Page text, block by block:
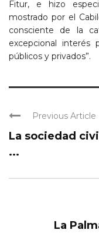
Fitur, e hizo
mostrado por el
consciente de la
excepcional interés
públicos y privados”.
Previous Article
La sociedad
...
La